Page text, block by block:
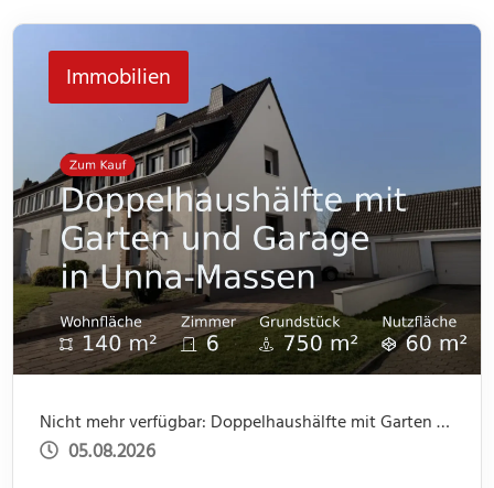
Immobilien
Nicht mehr verfügbar: Doppelhaushälfte mit Garten und Garage in Unna-Massen
05.08.2026